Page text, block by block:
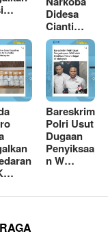
Didesa
Cianti…
Bareskrim
Polri Usut
Dugaan
Penyiksaa
n W…